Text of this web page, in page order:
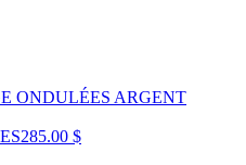
ONDULÉES ARGENT
285.00 $